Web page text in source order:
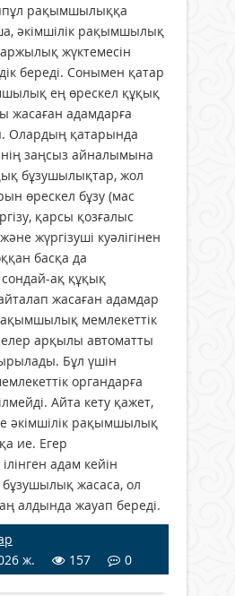
рақымшылыққа
әкімшілік рақымшылық
жүктемесін
береді. Сонымен қатар
ең өрескел құқық
жасаған адамдарға
Олардың қатарында
заңсыз айналымына
бұзушылықтар, жол
өрескел бұзу (мас
қарсы қозғалыс
жүргізуші куәлігінен
басқа да
ақ құқық
жасаған адамдар
мемлекеттік
арқылы автоматты
Бұл үшін
органдарға
Айта кету қажет,
әкімшілік рақымшылық
ие. Егер
адам кейін
жасаса, ол
алдында жауап береді.
ж.
157 0